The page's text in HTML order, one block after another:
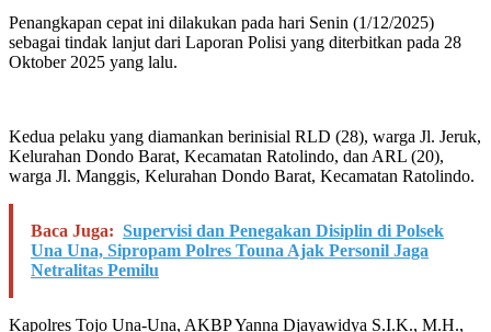
Penangkapan cepat ini dilakukan pada hari Senin (1/12/2025)
sebagai tindak lanjut dari Laporan Polisi yang diterbitkan pada 28
Oktober 2025 yang lalu.
Kedua pelaku yang diamankan berinisial RLD (28), warga Jl. Jeruk,
Kelurahan Dondo Barat, Kecamatan Ratolindo, dan ARL (20),
warga Jl. Manggis, Kelurahan Dondo Barat, Kecamatan Ratolindo.
Baca Juga: Supervisi dan Penegakan Disiplin di Polsek
Una Una, Sipropam Polres Touna Ajak Personil Jaga
Netralitas Pemilu
Kapolres Tojo Una-Una, AKBP Yanna Djayawidya S.I.K., M.H.,